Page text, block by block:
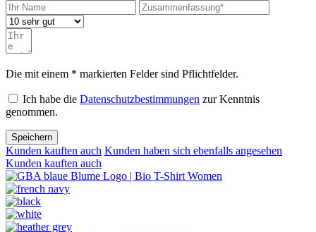
Die mit einem * markierten Felder sind Pflichtfelder.
Ich habe die Datenschutzbestimmungen zur Kenntnis
genommen.
Speichern
Kunden kauften auch Kunden haben sich ebenfalls angesehen
Kunden kauften auch